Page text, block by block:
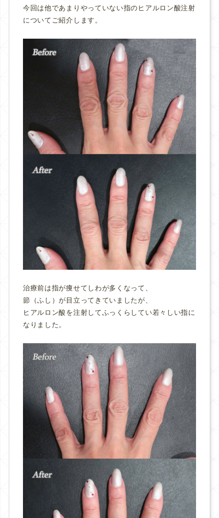
今回は他であまりやっていない指のヒアルロン酸注射
についてご紹介します。
治療前は指が痩せてしわが多くなって、
節（ふし）が目立ってきていましたが、
ヒアルロン酸を注射してふっくらしてい若々しい指に
なりました。